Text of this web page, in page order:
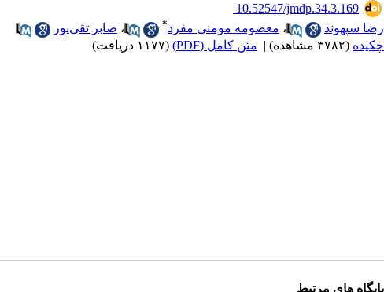
‎ 10.52547/jmdp.34.3.169
رضا سپهوند
، معصومه مومنی مفرد* ، صابر تقی‌پور
چکیده (۳۷۸۲ مشاهده) | متن کامل (PDF) (۱۱۷۷ دریافت)
پایگاه های مرتبط